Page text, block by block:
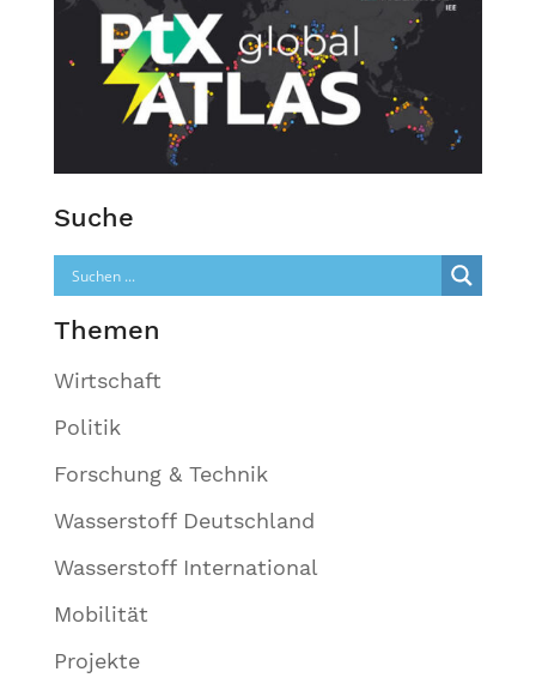
Suche
Themen
Wirtschaft
Politik
Forschung & Technik
Wasserstoff Deutschland
Wasserstoff International
Mobilität
Projekte